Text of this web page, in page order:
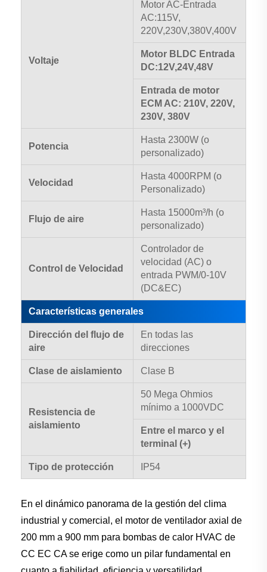
Voltaje
Motor AC-Entrada
AC:115V,
220V,230V,380V,400V
Motor BLDC Entrada
DC:12V,24V,48V
Entrada de motor
ECM AC: 210V, 220V,
230V, 380V
Potencia
Hasta 2300W (o
personalizado)
Velocidad
Hasta 4000RPM (o
Personalizado)
Flujo de aire
Hasta 15000m³/h (o
personalizado)
Control de Velocidad
Controlador de
velocidad (AC) o
entrada PWM/0-10V
(DC&EC)
Características generales
Dirección del flujo de
aire
En todas las
direcciones
Clase de aislamiento Clase B
Resistencia de
aislamiento
50 Mega Ohmios
mínimo a 1000VDC
Entre el marco y el
terminal (+)
Tipo de protección IP54
En el dinámico panorama de la gestión del clima
industrial y comercial, el motor de ventilador axial de
200 mm a 900 mm para bombas de calor HVAC de
CC EC CA se erige como un pilar fundamental en